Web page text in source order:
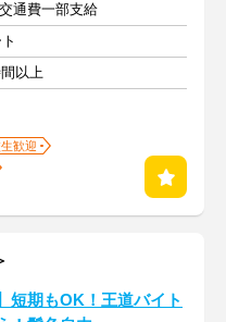
通費一部支給
以上
歓迎
短期もOK！王道バイト